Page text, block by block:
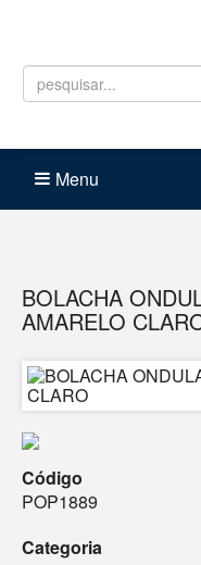
Menu
BOLACHA
AMARELO
Código
POP1889
Categoria